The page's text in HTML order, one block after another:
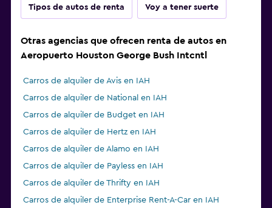
Tipos de autos de renta Voy a tener suerte
Otras agencias que ofrecen renta de autos en
Aeropuerto Houston George Bush Intcntl
Carros de alquiler de Avis en IAH
Carros de alquiler de National en IAH
Carros de alquiler de Budget en IAH
Carros de alquiler de Hertz en IAH
Carros de alquiler de Alamo en IAH
Carros de alquiler de Payless en IAH
Carros de alquiler de Thrifty en IAH
Carros de alquiler de Enterprise Rent-A-Car en IAH